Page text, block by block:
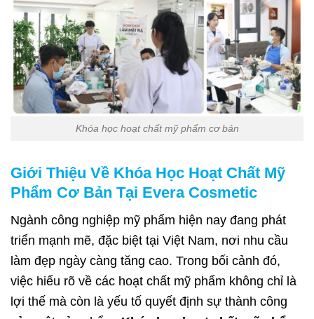
Khóa học hoạt chất mỹ phẩm cơ bản
Giới Thiệu Về Khóa Học Hoạt Chất Mỹ
Phẩm Cơ Bản Tại Evera Cosmetic
Ngành công nghiệp mỹ phẩm hiện nay đang phát
triển mạnh mẽ, đặc biệt tại Việt Nam, nơi nhu cầu
làm đẹp ngày càng tăng cao. Trong bối cảnh đó,
việc hiểu rõ về các hoạt chất mỹ phẩm không chỉ là
lợi thế mà còn là yếu tố quyết định sự thành công